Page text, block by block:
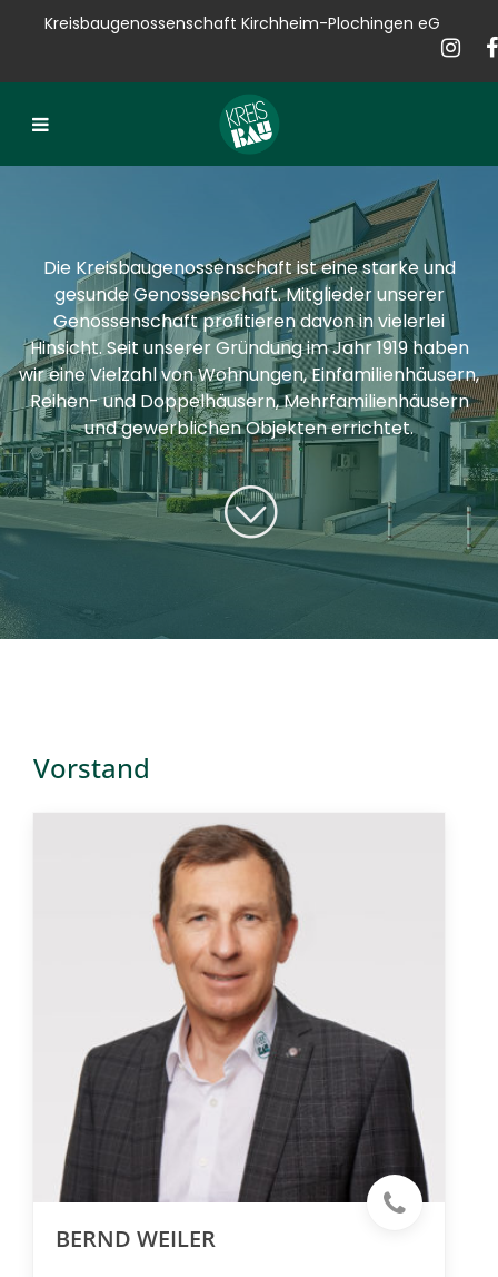
Bauen
Vermieten
Verwalten
Hausservice
Service
News
Kontakt
Kreisbaugenossenschaft Kirchheim-Plochingen eG
Die Kreisbaugenossenschaft ist eine starke und
gesunde Genossenschaft. Mitglieder unserer
Genossenschaft profitieren davon in vielerlei
Hinsicht. Seit unserer Gründung im Jahr 1919 haben
wir eine Vielzahl von Wohnungen, Einfamilienhäusern,
Reihen- und Doppelhäusern, Mehrfamilienhäusern
und gewerblichen Objekten errichtet.
Vorstand
BERND WEILER